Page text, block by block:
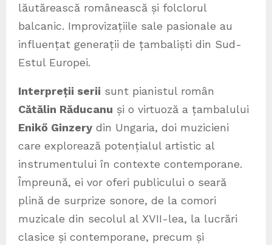
lăutărească românească și folclorul
balcanic. Improvizațiile sale pasionale au
influențat generații de țambaliști din Sud-
Estul Europei.
Interpreții serii sunt pianistul român
Cătălin Răducanu și o virtuoză a țambalului
Enikő Ginzery din Ungaria, doi muzicieni
care explorează potențialul artistic al
instrumentului în contexte contemporane.
Împreună, ei vor oferi publicului o seară
plină de surprize sonore, de la comori
muzicale din secolul al XVII-lea, la lucrări
clasice și contemporane, precum și